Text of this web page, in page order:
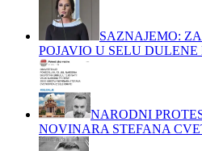
SAZNAJEMO:
POJAVIO U SELU
NARODNI
NOVINARA STEFANA